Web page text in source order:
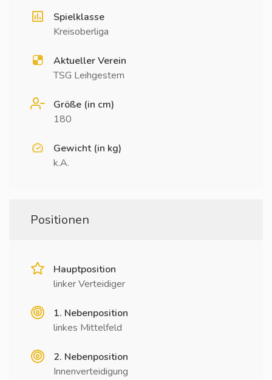
Spielklasse
Kreisoberliga
Aktueller Verein
TSG Leihgestern
Größe (in cm)
180
Gewicht (in kg)
k.A.
Positionen
Hauptposition
linker Verteidiger
1. Nebenposition
linkes Mittelfeld
2. Nebenposition
Innenverteidigung